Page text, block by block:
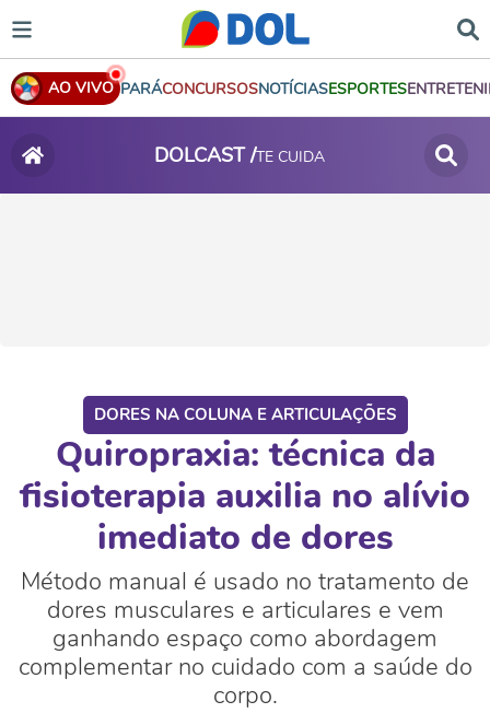
AO VIVO PARÁCONCURSOSNOTÍCIASESPORTES
DOLCAST /TE CUIDA
DORES NA COLUNA E ARTICULAÇÕES
Quiropraxia: técnica da
fisioterapia auxilia no alívio
imediato de dores
Método manual é usado no tratamento de
dores musculares e articulares e vem
ganhando espaço como abordagem
complementar no cuidado com a saúde do
corpo.